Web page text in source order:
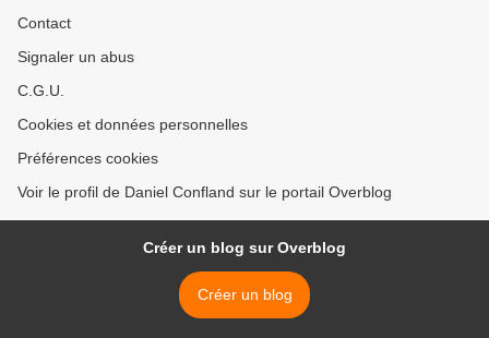
Contact
Signaler un abus
C.G.U.
Cookies et données personnelles
Préférences cookies
Voir le profil de Daniel Confland sur le portail Overblog
Créer un blog sur Overblog
Créer un blog